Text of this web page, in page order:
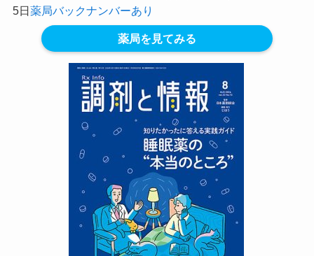
5日薬局バックナンバーあり
薬局を見てみる